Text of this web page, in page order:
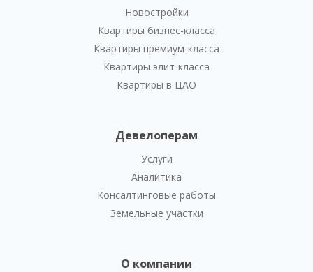
Новостройки
Квартиры бизнес-класса
Квартиры премиум-класса
Квартиры элит-класса
Квартиры в ЦАО
Девелоперам
Услуги
Аналитика
Консалтинговые работы
Земельные участки
О компании